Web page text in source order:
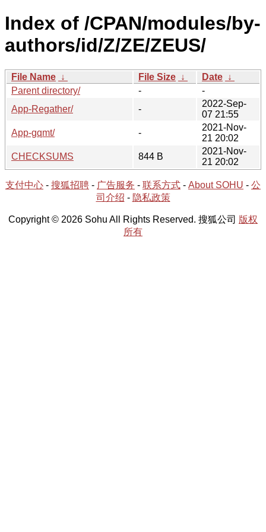
Index of /CPAN/modules/by-
authors/id/Z/ZE/ZEUS/
File Name ↓ File Size ↓ Date ↓
Parent directory/
-
-
App-Regather/
-
2022-Sep-
07 21:55
App-gqmt/
-
2021-Nov-
21 20:02
CHECKSUMS
844 B
2021-Nov-
21 20:02
支付中心 - 搜狐招聘 - 广告服务 - 联系方式 - About SOHU - 公
司介绍 - 隐私政策
Copyright © 2026 Sohu All Rights Reserved. 搜狐公司 版权
所有